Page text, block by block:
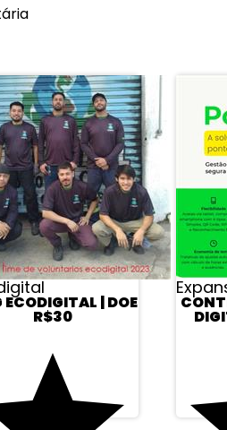
ECODIGITAL | DOE
R$30